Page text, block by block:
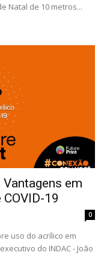
Natal de 10 metros...
em
19
0
uso do acrílico em
do INDAC - João